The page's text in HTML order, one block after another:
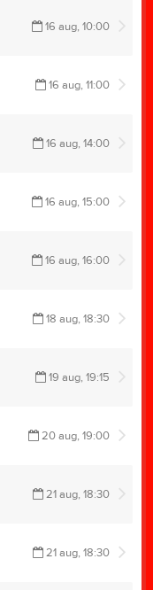
16 aug, 10:00
16 aug, 11:00
16 aug, 14:00
16 aug, 15:00
16 aug, 16:00
18 aug, 18:30
19 aug, 19:15
20 aug, 19:00
21 aug, 18:30
21 aug, 18:30